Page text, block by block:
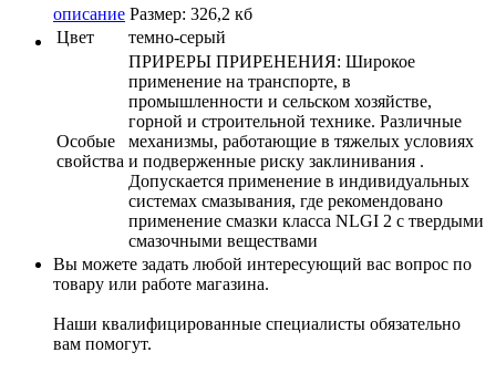
описание Размер: 326,2 кб
Цвет
темно-серый
Особые
свойства
ПРИРЕРЫ ПРИРЕНЕНИЯ: Широкое
применение на транспорте, в
промышленности и сельском хозяйстве,
горной и строительной технике. Различные
механизмы, работающие в тяжелых условиях
и подверженные риску заклинивания .
Допускается применение в индивидуальных
системах смазывания, где рекомендовано
применение смазки класса NLGI 2 с твердыми
смазочными веществами
Вы можете задать любой интересующий вас вопрос по
товару или работе магазина.
Наши квалифицированные специалисты обязательно
вам помогут.